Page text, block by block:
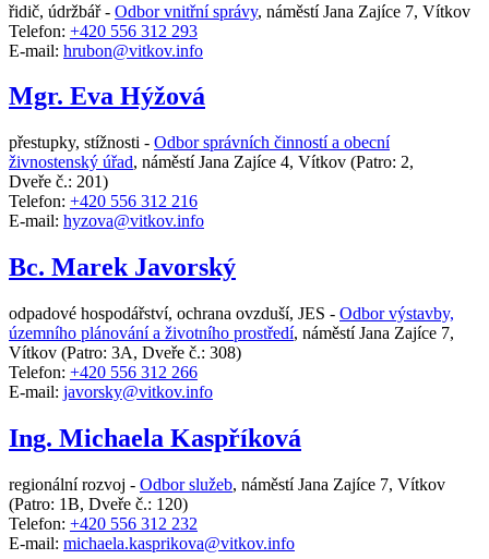
řidič, údržbář - Odbor vnitřní správy, náměstí Jana Zajíce 7, Vítkov
Telefon: +420 556 312 293
E-mail: hrubon@vitkov.info
Mgr. Eva Hýžová
přestupky, stížnosti - Odbor správních činností a obecní
živnostenský úřad, náměstí Jana Zajíce 4, Vítkov (Patro: 2,
Dveře č.: 201)
Telefon: +420 556 312 216
E-mail: hyzova@vitkov.info
Bc. Marek Javorský
odpadové hospodářství, ochrana ovzduší, JES - Odbor výstavby,
územního plánování a životního prostředí, náměstí Jana Zajíce 7,
Vítkov (Patro: 3A, Dveře č.: 308)
Telefon: +420 556 312 266
E-mail: javorsky@vitkov.info
Ing. Michaela Kaspříková
regionální rozvoj - Odbor služeb, náměstí Jana Zajíce 7, Vítkov
(Patro: 1B, Dveře č.: 120)
Telefon: +420 556 312 232
E-mail: michaela.kasprikova@vitkov.info